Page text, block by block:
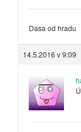
Dasa od hradu
14.5.2016 v 9:09